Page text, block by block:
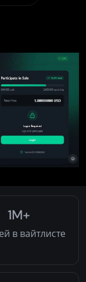
1M+
в вайтлисте